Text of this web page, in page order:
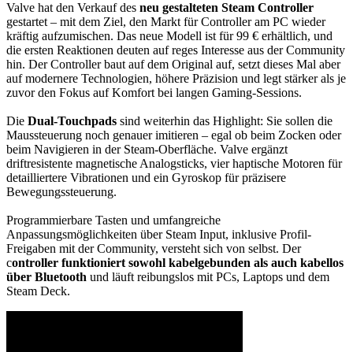
Valve hat den Verkauf des neu gestalteten Steam Controller
gestartet – mit dem Ziel, den Markt für Controller am PC wieder
kräftig aufzumischen. Das neue Modell ist für 99 € erhältlich, und
die ersten Reaktionen deuten auf reges Interesse aus der Community
hin. Der Controller baut auf dem Original auf, setzt dieses Mal aber
auf modernere Technologien, höhere Präzision und legt stärker als je
zuvor den Fokus auf Komfort bei langen Gaming-Sessions.
Die Dual-Touchpads sind weiterhin das Highlight: Sie sollen die
Maussteuerung noch genauer imitieren – egal ob beim Zocken oder
beim Navigieren in der Steam-Oberfläche. Valve ergänzt
driftresistente magnetische Analogsticks, vier haptische Motoren für
detailliertere Vibrationen und ein Gyroskop für präzisere
Bewegungssteuerung.
Programmierbare Tasten und umfangreiche
Anpassungsmöglichkeiten über Steam Input, inklusive Profil-
Freigaben mit der Community, versteht sich von selbst. Der
controller funktioniert sowohl kabelgebunden als auch kabellos
über Bluetooth und läuft reibungslos mit PCs, Laptops und dem
Steam Deck.